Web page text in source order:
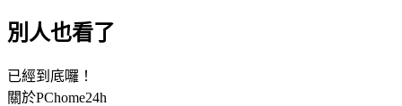
別人也看了
已經到底囉！
關於PChome24h